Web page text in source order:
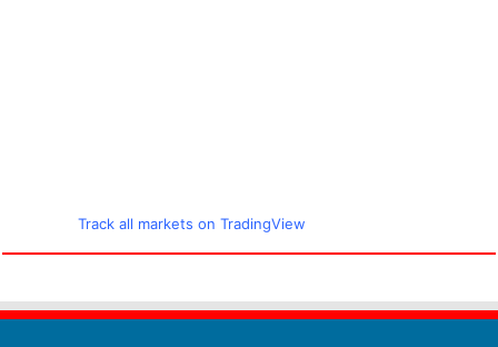
Track all markets on TradingView